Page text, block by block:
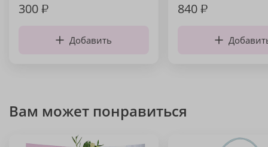
300₽
Добавить
840₽
Вам может понравиться